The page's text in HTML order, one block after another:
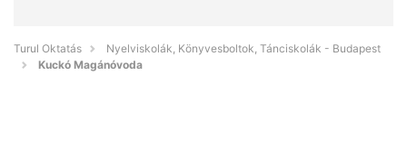
Turul Oktatás
Nyelviskolák, Könyvesboltok, Tánciskolák - Budapest
Kuckó Magánóvoda